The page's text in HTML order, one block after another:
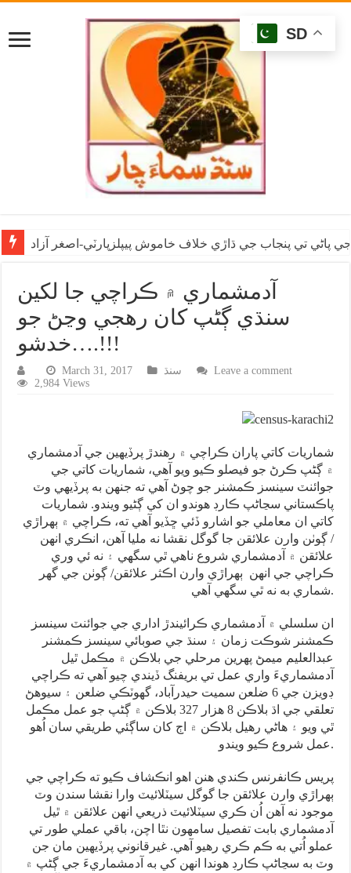
پاڻي تي پنجاب جي ڌاڙي خلاف خاموش پيپلزپارٽي-اصغر آزاد
آدمشماري ۾ ڪراچي جا لکين
سنڌي ڳڻپ کان رهجي وڃڻ جو
خدشو….!!!
March 31, 2017 سنڌ
Leave a comment
2,984 Views
شماريات کاتي پاران ڪراچي ۾ رهندڙ پرڏيهين جي آدمشماري
۾ ڳڻپ ڪرڻ جو فيصلو ڪيو ويو آهي، شماريات کاتي جي
جوائنٽ سينسز ڪمشنر جو چوڻ آهي ته جنهن به پرڏيهي وٽ
پاڪستاني سڃاڻپ ڪارڊ هوندو ان کي ڳڻيو ويندو. شماريات
کاتي ان معاملي جو اشارو ڏئي ڇڏيو آهي ته، ڪراچي ۾ ٻهراڙي
/ ڳوٺن وارن علائقن جا گوگل نقشا نه مليا آهن، انڪري انهن
علائقن ۾ آدمشماري شروع ناهي ٿي سگهي ۽ نه ئي وري
ڪراچي جي انهن ٻهراڙي وارن اڪثر علائقن/ ڳوٺن جي گهر
شماري به نه ٿي سگهي آهي.
ان سلسلي ۾ آدمشماري ڪرائيندڙ اداري جي جوائنٽ سينسز
ڪمشنر شوڪت زمان ۽ سنڌ جي صوبائي سينسز ڪمشنر
عبدالعليم ميمڻ پهرين مرحلي جي بلاڪن ۾ مڪمل ٿيل
آدمشماريءَ واري عمل تي بريفنگ ڏيندي چيو آهي ته ڪراچي
ڊويزن جي 6 ضلعن سميت حيدرآباد، گهوٽڪي ضلعن ۽ سيوهڻ
تعلقي جي اڌ بلاڪن 8 هزار 327 بلاڪن ۾ ڳڻپ جو عمل مڪمل
ٿي ويو ۽ هاڻي رهيل بلاڪن ۾ اڄ کان ساڳئي طريقي سان اُهو
عمل شروع ڪيو ويندو.
ٻهراڙي وارن علائقن جا گوگل سيٽلائيٽ وارا نقشا سندن وٽ
موجود نه آهن اُن ڪري سيٽلائيٽ ذريعي انهن علائقن ۾ ٿيل
آدمشماري بابت تفصيل سامهون نٿا اچن، باقي عملي طور تي
عملو اُتي به ڪم ڪري رهيو آهي. غيرقانوني پرڏيهين مان جن
وٽ به سڃاڻپ ڪارڊ هوندا انهن کي به آدمشماريءَ جي ڳڻپ ۾
SD